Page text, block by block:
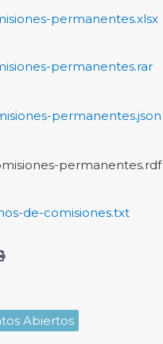
permanentes.xlsx
permanentes.rar
permanentes.json
permanentes.rdf
de-comisiones.txt
Abiertos